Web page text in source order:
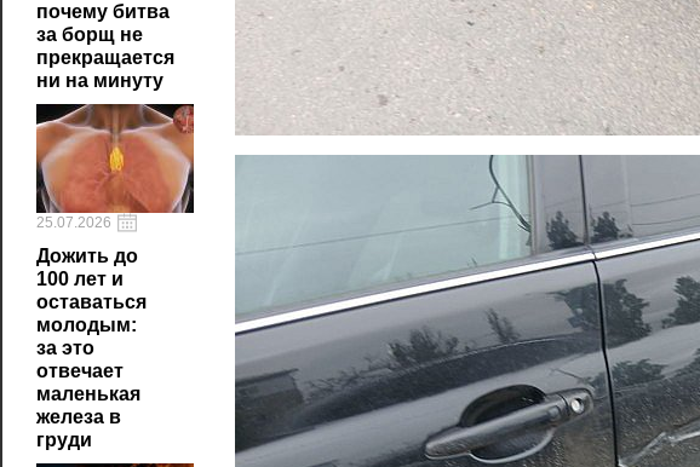
почему битва
за борщ не
прекращается
ни на минуту
25.07.2026
Дожить до
100 лет и
оставаться
молодым:
за это
отвечает
маленькая
железа в
груди